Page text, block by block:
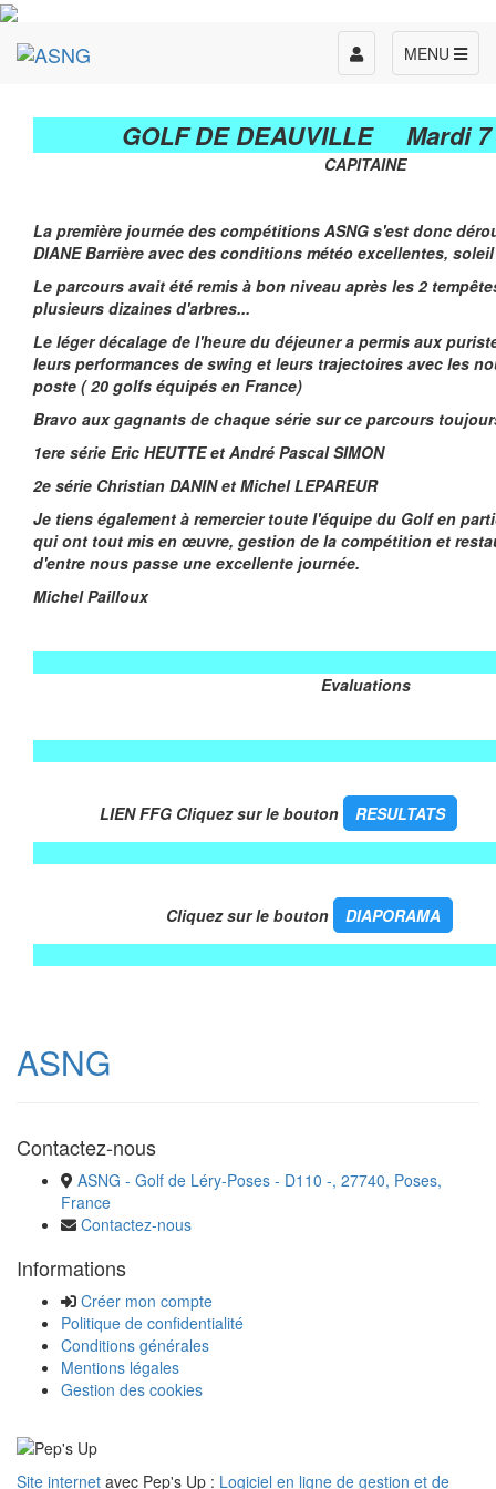
MENU
Toggle
navigation
GOLF DE DEAUVILLE Mardi 7
CAPITAINE
La première journée des compétitions ASNG s'est donc
DIANE Barrière avec des conditions météo excellentes,
Le parcours avait été remis à bon niveau après les 2
plusieurs dizaines d'arbres...
Le léger décalage de l'heure du déjeuner a permis aux
leurs performances de swing et leurs trajectoires avec les
poste ( 20 golfs équipés en France)
Bravo aux gagnants de chaque série sur ce parcours
1ere série Eric HEUTTE et André Pascal SIMON
2e série Christian DANIN et Michel LEPAREUR
Je tiens également à remercier toute l'équipe du Golf en
qui ont tout mis en œuvre, gestion de la compétition et
d'entre nous passe une excellente journée.
Michel Pailloux
Evaluations
LIEN FFG Cliquez sur le bouton RESULTATS
Cliquez sur le bouton DIAPORAMA
ASNG
Contactez-nous
ASNG - Golf de Léry-Poses - D110 -, 27740, Poses,
France
Contactez-nous
Informations
Créer mon compte
Politique de confidentialité
Conditions générales
Mentions légales
Gestion des cookies
Site internet avec Pep's Up : Logiciel en ligne de gestion et de